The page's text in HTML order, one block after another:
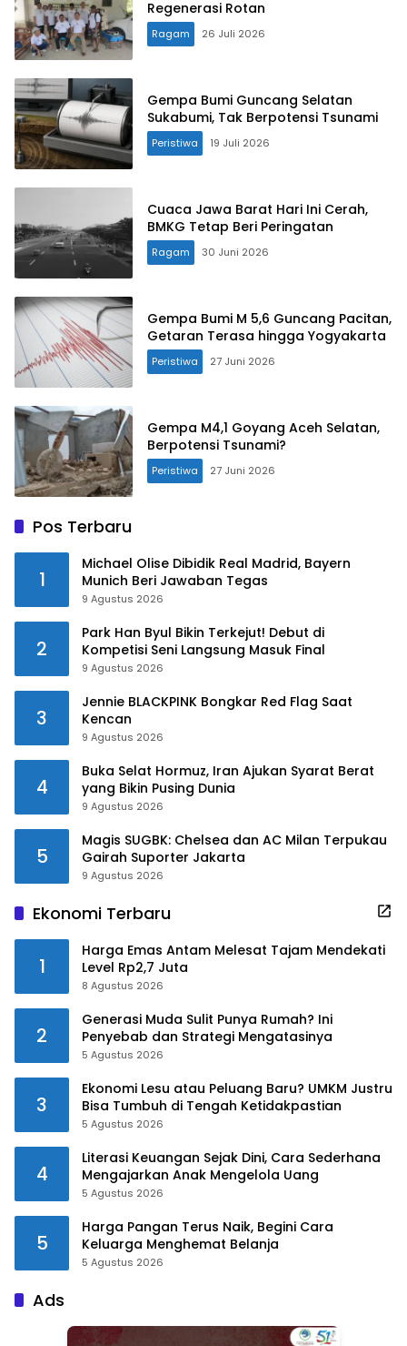
Regenerasi Rotan
Ragam 26 Juli 2026
Gempa Bumi Guncang Selatan
Sukabumi, Tak Berpotensi Tsunami
Peristiwa 19 Juli 2026
Cuaca Jawa Barat Hari Ini Cerah,
BMKG Tetap Beri Peringatan
Ragam 30 Juni 2026
Gempa Bumi M 5,6 Guncang Pacitan,
Getaran Terasa hingga Yogyakarta
Peristiwa 27 Juni 2026
Gempa M4,1 Goyang Aceh Selatan,
Berpotensi Tsunami?
Peristiwa 27 Juni 2026
Pos Terbaru
1
Michael Olise Dibidik Real Madrid, Bayern
Munich Beri Jawaban Tegas
9 Agustus 2026
2
Park Han Byul Bikin Terkejut! Debut di
Kompetisi Seni Langsung Masuk Final
9 Agustus 2026
3
Jennie BLACKPINK Bongkar Red Flag Saat
Kencan
9 Agustus 2026
4
Buka Selat Hormuz, Iran Ajukan Syarat Berat
yang Bikin Pusing Dunia
9 Agustus 2026
5
Magis SUGBK: Chelsea dan AC Milan Terpukau
Gairah Suporter Jakarta
9 Agustus 2026
Ekonomi Terbaru
1
Harga Emas Antam Melesat Tajam Mendekati
Level Rp2,7 Juta
8 Agustus 2026
2
Generasi Muda Sulit Punya Rumah? Ini
Penyebab dan Strategi Mengatasinya
5 Agustus 2026
3
Ekonomi Lesu atau Peluang Baru? UMKM Justru
Bisa Tumbuh di Tengah Ketidakpastian
5 Agustus 2026
4
Literasi Keuangan Sejak Dini, Cara Sederhana
Mengajarkan Anak Mengelola Uang
5 Agustus 2026
5
Harga Pangan Terus Naik, Begini Cara
Keluarga Menghemat Belanja
5 Agustus 2026
Ads